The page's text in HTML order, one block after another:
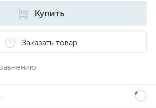
Купить
Заказать товар